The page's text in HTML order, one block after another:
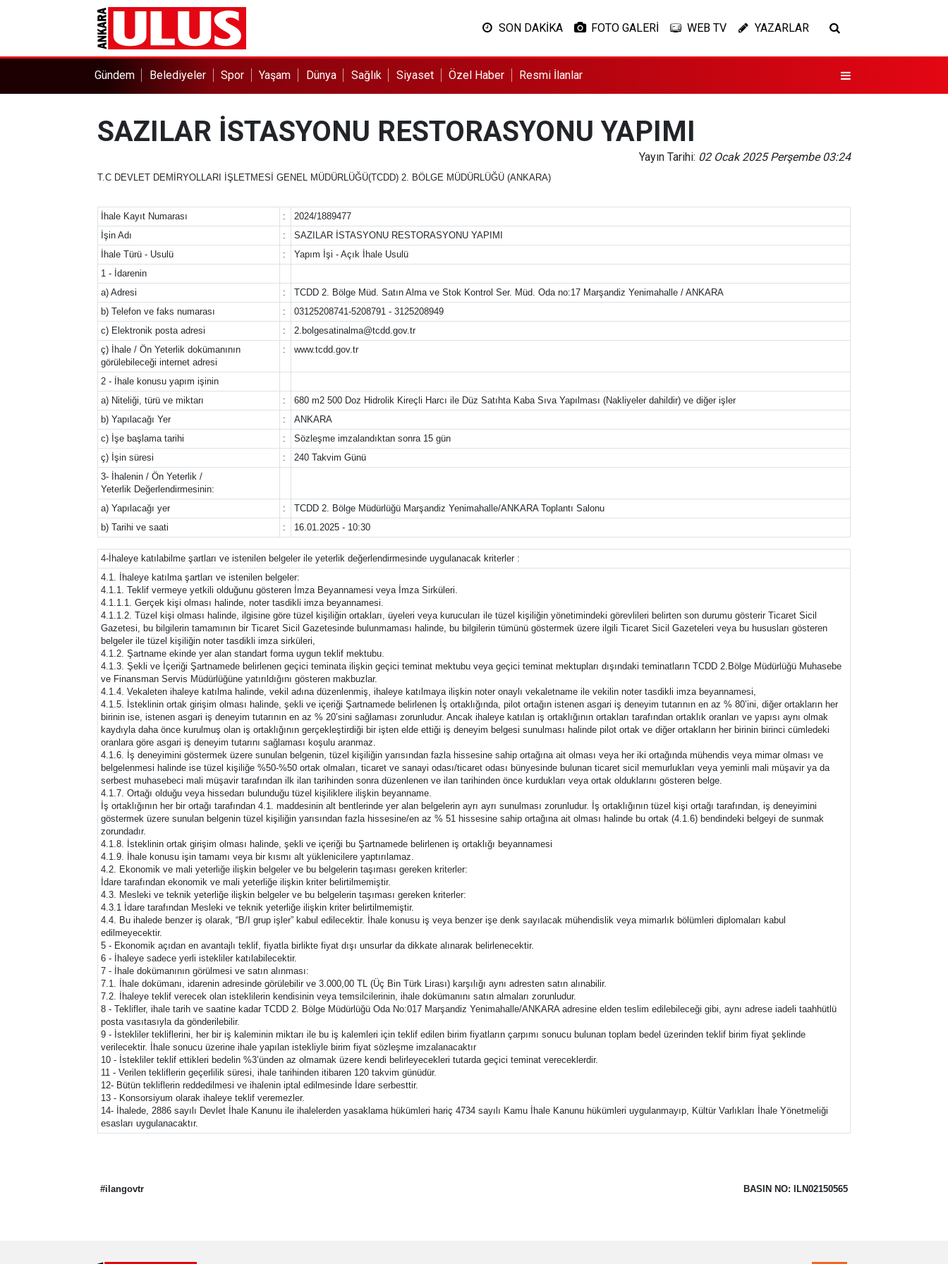
SON DAKİKA FOTO GALERİ WEB TV YAZARLAR
Gündem Belediyeler Spor Yaşam Dünya Sağlık Siyaset Özel Haber Resmi İlanlar
SAZILAR İSTASYONU RESTORASYONU YAPIMI
Yayın Tarihi: 02 Ocak 2025 Perşembe 03:24
T.C DEVLET DEMİRYOLLARI İŞLETMESİ GENEL MÜDÜRLÜĞÜ(TCDD) 2. BÖLGE MÜDÜRLÜĞÜ (ANKARA)
İhale Kayıt Numarası :
2024/1889477
İşin Adı
:
SAZILAR İSTASYONU RESTORASYONU YAPIMI
İhale Türü - Usulü
:
Yapım İşi - Açık İhale Usulü
1 - İdarenin
a) Adresi
:
TCDD 2. Bölge Müd. Satın Alma ve Stok Kontrol Ser. Müd. Oda no:17 Marşandiz Yenimahalle / ANKARA
b) Telefon ve faks numarası
:
03125208741-5208791 - 3125208949
c) Elektronik posta adresi
:
2.bolgesatinalma@tcdd.gov.tr
ç) İhale / Ön Yeterlik dokümanının
görülebileceği internet adresi
: www.tcdd.gov.tr
2 - İhale konusu yapım işinin
a) Niteliği, türü ve miktarı
:
680 m2 500 Doz Hidrolik Kireçli Harcı ile Düz Satıhta Kaba Sıva Yapılması (Nakliyeler dahildir) ve diğer işler
b) Yapılacağı Yer
:
ANKARA
c) İşe başlama tarihi
:
Sözleşme imzalandıktan sonra 15 gün
ç) İşin süresi
:
240 Takvim Günü
3- İhalenin / Ön Yeterlik /
Yeterlik Değerlendirmesinin:
a) Yapılacağı yer
:
TCDD 2. Bölge Müdürlüğü Marşandiz Yenimahalle/ANKARA Toplantı Salonu
b) Tarihi ve saati
: 16.01.2025 - 10:30
4-İhaleye katılabilme şartları ve istenilen belgeler ile yeterlik değerlendirmesinde uygulanacak kriterler :
4.1. İhaleye katılma şartları ve istenilen belgeler:
4.1.1. Teklif vermeye yetkili olduğunu gösteren İmza Beyannamesi veya İmza Sirküleri.
4.1.1.1. Gerçek kişi olması halinde, noter tasdikli imza beyannamesi.
4.1.1.2. Tüzel kişi olması halinde, ilgisine göre tüzel kişiliğin ortakları, üyeleri veya kurucuları ile tüzel kişiliğin yönetimindeki görevlileri belirten son durumu gösterir Ticaret Sicil
Gazetesi, bu bilgilerin tamamının bir Ticaret Sicil Gazetesinde bulunmaması halinde, bu bilgilerin tümünü göstermek üzere ilgili Ticaret Sicil Gazeteleri veya bu hususları gösteren
belgeler ile tüzel kişiliğin noter tasdikli imza sirküleri,
4.1.2. Şartname ekinde yer alan standart forma uygun teklif mektubu.
4.1.3. Şekli ve İçeriği Şartnamede belirlenen geçici teminata ilişkin geçici teminat mektubu veya geçici teminat mektupları dışındaki teminatların TCDD 2.Bölge Müdürlüğü Muhasebe
ve Finansman Servis Müdürlüğüne yatırıldığını gösteren makbuzlar.
4.1.4. Vekaleten ihaleye katılma halinde, vekil adına düzenlenmiş, ihaleye katılmaya ilişkin noter onaylı vekaletname ile vekilin noter tasdikli imza beyannamesi,
4.1.5. İsteklinin ortak girişim olması halinde, şekli ve içeriği Şartnamede belirlenen İş ortaklığında, pilot ortağın istenen asgari iş deneyim tutarının en az % 80’ini, diğer ortakların her
birinin ise, istenen asgari iş deneyim tutarının en az % 20’sini sağlaması zorunludur. Ancak ihaleye katılan iş ortaklığının ortakları tarafından ortaklık oranları ve yapısı aynı olmak
kaydıyla daha önce kurulmuş olan iş ortaklığının gerçekleştirdiği bir işten elde ettiği iş deneyim belgesi sunulması halinde pilot ortak ve diğer ortakların her birinin birinci cümledeki
oranlara göre asgari iş deneyim tutarını sağlaması koşulu aranmaz.
4.1.6. İş deneyimini göstermek üzere sunulan belgenin, tüzel kişiliğin yarısından fazla hissesine sahip ortağına ait olması veya her iki ortağında mühendis veya mimar olması ve
belgelenmesi halinde ise tüzel kişiliğe %50-%50 ortak olmaları, ticaret ve sanayi odası/ticaret odası bünyesinde bulunan ticaret sicil memurlukları veya yeminli mali müşavir ya da
serbest muhasebeci mali müşavir tarafından ilk ilan tarihinden sonra düzenlenen ve ilan tarihinden önce kurdukları veya ortak olduklarını gösteren belge.
4.1.7. Ortağı olduğu veya hissedarı bulunduğu tüzel kişiliklere ilişkin beyanname.
İş ortaklığının her bir ortağı tarafından 4.1. maddesinin alt bentlerinde yer alan belgelerin ayrı ayrı sunulması zorunludur. İş ortaklığının tüzel kişi ortağı tarafından, iş deneyimini
göstermek üzere sunulan belgenin tüzel kişiliğin yarısından fazla hissesine/en az % 51 hissesine sahip ortağına ait olması halinde bu ortak (4.1.6) bendindeki belgeyi de sunmak
zorundadır.
4.1.8. İsteklinin ortak girişim olması halinde, şekli ve içeriği bu Şartnamede belirlenen iş ortaklığı beyannamesi
4.1.9. İhale konusu işin tamamı veya bir kısmı alt yüklenicilere yaptırılamaz.
4.2. Ekonomik ve mali yeterliğe ilişkin belgeler ve bu belgelerin taşıması gereken kriterler:
İdare tarafından ekonomik ve mali yeterliğe ilişkin kriter belirtilmemiştir.
4.3. Mesleki ve teknik yeterliğe ilişkin belgeler ve bu belgelerin taşıması gereken kriterler:
4.3.1 İdare tarafından Mesleki ve teknik yeterliğe ilişkin kriter belirtilmemiştir.
4.4. Bu ihalede benzer iş olarak, “B/I grup işler” kabul edilecektir. İhale konusu iş veya benzer işe denk sayılacak mühendislik veya mimarlık bölümleri diplomaları kabul
edilmeyecektir.
5 - Ekonomik açıdan en avantajlı teklif, fiyatla birlikte fiyat dışı unsurlar da dikkate alınarak belirlenecektir.
6 - İhaleye sadece yerli istekliler katılabilecektir.
7 - İhale dokümanının görülmesi ve satın alınması:
7.1. İhale dokümanı, idarenin adresinde görülebilir ve 3.000,00 TL (Üç Bin Türk Lirası) karşılığı aynı adresten satın alınabilir.
7.2. İhaleye teklif verecek olan isteklilerin kendisinin veya temsilcilerinin, ihale dokümanını satın almaları zorunludur.
8 - Teklifler, ihale tarih ve saatine kadar TCDD 2. Bölge Müdürlüğü Oda No:017 Marşandiz Yenimahalle/ANKARA adresine elden teslim edilebileceği gibi, aynı adrese iadeli taahhütlü
posta vasıtasıyla da gönderilebilir.
9 - İstekliler tekliflerini, her bir iş kaleminin miktarı ile bu iş kalemleri için teklif edilen birim fiyatların çarpımı sonucu bulunan toplam bedel üzerinden teklif birim fiyat şeklinde
verilecektir. İhale sonucu üzerine ihale yapılan istekliyle birim fiyat sözleşme imzalanacaktır
10 - İstekliler teklif ettikleri bedelin %3’ünden az olmamak üzere kendi belirleyecekleri tutarda geçici teminat vereceklerdir.
11 - Verilen tekliflerin geçerlilik süresi, ihale tarihinden itibaren 120 takvim günüdür.
12- Bütün tekliflerin reddedilmesi ve ihalenin iptal edilmesinde İdare serbesttir.
13 - Konsorsiyum olarak ihaleye teklif veremezler.
14- İhalede, 2886 sayılı Devlet İhale Kanunu ile ihalelerden yasaklama hükümleri hariç 4734 sayılı Kamu İhale Kanunu hükümleri uygulanmayıp, Kültür Varlıkları İhale Yönetmeliği
esasları uygulanacaktır.
#ilangovtr BASIN NO: ILN02150565